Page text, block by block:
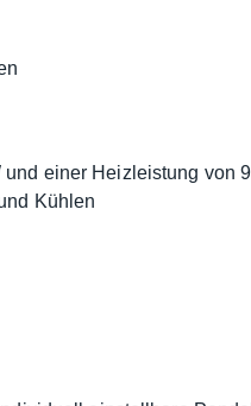
einer Heizleistung von
Kühlen